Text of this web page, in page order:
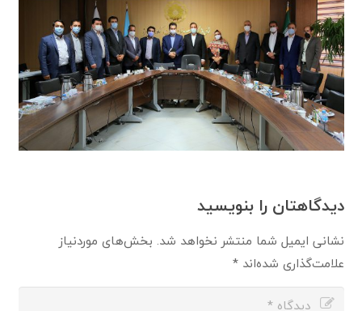
دیدگاهتان را بنویسید
نشانی ایمیل شما منتشر نخواهد شد. بخش‌های موردنیاز
علامت‌گذاری شده‌اند*